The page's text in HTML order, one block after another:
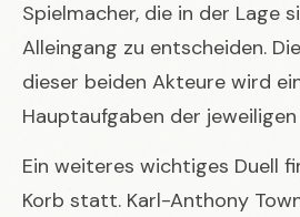
Spielmacher, die in der Lage
Alleingang zu entscheiden.
dieser beiden Akteure wird
Hauptaufgaben der
Ein weiteres wichtiges Duell
Korb statt. Karl-Anthony